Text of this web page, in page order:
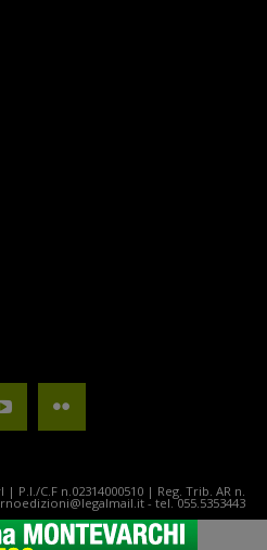
P.I./C.F n.02314000510 | Reg. Trib. AR n.
- tel. 055.5353443